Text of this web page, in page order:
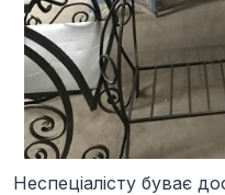
Неспеціалісту буває